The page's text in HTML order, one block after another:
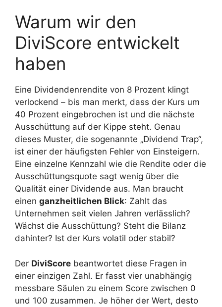
Warum wir den
DiviScore entwickelt
haben
Eine Dividendenrendite von 8 Prozent klingt
verlockend – bis man merkt, dass der Kurs um
40 Prozent eingebrochen ist und die nächste
Ausschüttung auf der Kippe steht. Genau
dieses Muster, die sogenannte „Dividend Trap“,
ist einer der häufigsten Fehler von Einsteigern.
Eine einzelne Kennzahl wie die Rendite oder die
Ausschüttungsquote sagt wenig über die
Qualität einer Dividende aus. Man braucht
einen ganzheitlichen Blick: Zahlt das
Unternehmen seit vielen Jahren verlässlich?
Wächst die Ausschüttung? Steht die Bilanz
dahinter? Ist der Kurs volatil oder stabil?
Der DiviScore beantwortet diese Fragen in
einer einzigen Zahl. Er fasst vier unabhängig
messbare Säulen zu einem Score zwischen 0
und 100 zusammen. Je höher der Wert, desto